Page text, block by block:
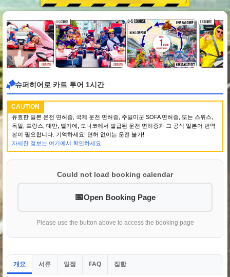
슈퍼히어로 카트 투어 1시간
CAUTION
유효한 일본 운전 면허증, 국제 운전 면허증, 주일미군 SOFA 면허증, 또는 스위스,
독일, 프랑스, 대만, 벨기에, 모나코에서 발급된 운전 면허증과 그 공식 일본어 번역
본이 필요합니다. 기억하세요! 면허 없이는 운전 불가!
자세한 정보는 여기에서 확인하세요.
Could not load booking calendar
Open Booking Page
Please use the button above to access the booking page
개요 서류 일정 FAQ 집합